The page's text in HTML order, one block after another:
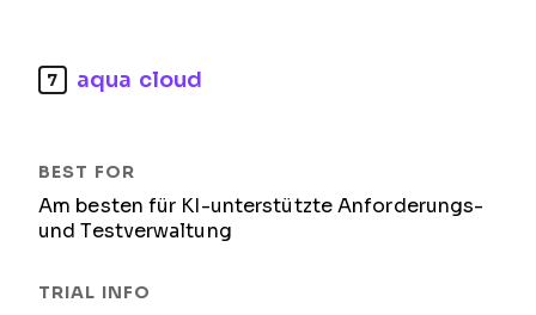
7 aqua cloud
Am besten für KI-unterstützte Anforderungs-
und Testverwaltung